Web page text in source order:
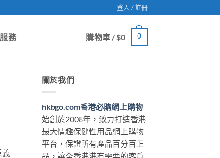
登入 / 註冊
務 購物車 /$0 0
義
關於我們
hkbgo.com香港必購網上購物
始創於2008年，致力打造香港
最大情趣保健性用品網上購物
平台，保證所有產品百分百正
品，讓全香港港有需要的客戶